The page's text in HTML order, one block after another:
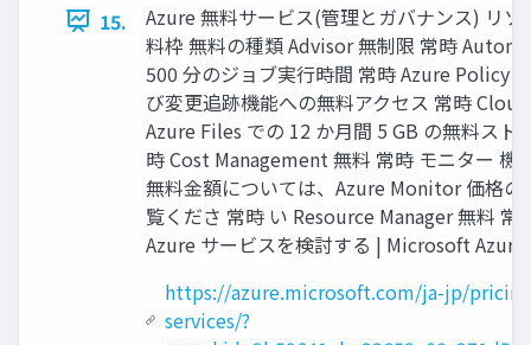
15.
Azure 無料サービス(管理とガバナンス) リソ
料枠 無料の種類 Advisor 無制限 常時
500 分のジョブ実行時間 常時 Azure Policy
び変更追跡機能への無料アクセス 常時
Azure Files での 12 か月間 5 GB の無料スト
時 Cost Management 無料 常時 モニター 機
無料金額については、Azure Monitor 価格の
覧くださ 常時 い Resource Manager 無料 常
Azure サービスを検討する | Microsoft Azure
https://azure.microsoft.com/ja-jp/
services/?